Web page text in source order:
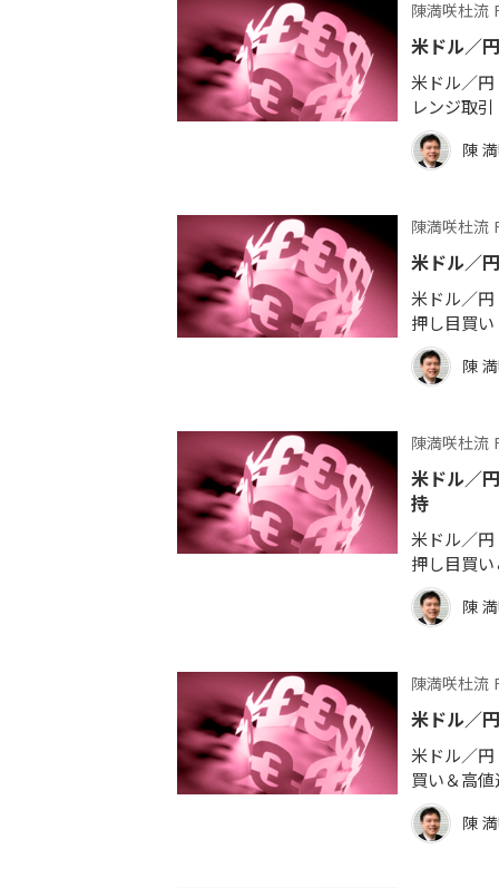
陳満咲杜流
米ドル／
米ドル／
レンジ取
陳
陳満咲杜流
米ドル／
米ドル／
押し目買
陳
陳満咲杜流
米ドル／
持
米ドル／
押し目買
陳
陳満咲杜流
米ドル／
米ドル／
買い＆高
陳